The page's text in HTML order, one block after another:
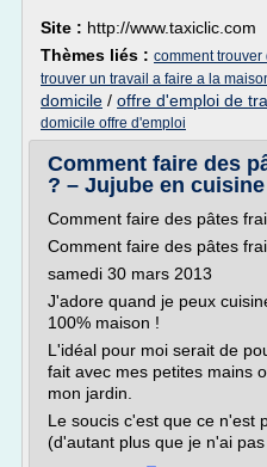
Site : http://www.taxiclic.com
Thèmes liés : comment
trouver un travail a faire a la
domicile / offre d'emploi de
domicile offre d'emploi
Comment faire des
? – Jujube en cuisine
Comment faire des pâtes
Comment faire des pâtes
samedi 30 mars 2013
J'adore quand je peux
100% maison !
L'idéal pour moi serait de
fait avec mes petites mains
mon jardin.
Le soucis c'est que ce n'est
(d'autant plus que je n'ai pas